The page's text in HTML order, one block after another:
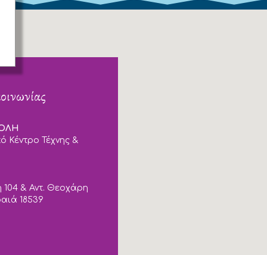
Κέντρο Τέχνης &
104 & Αντ. Θεοχάρη
18539